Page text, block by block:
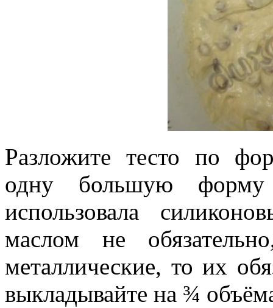
Разложите тесто по
одну большую
использовала
маслом не
металлические, то их
выкладывайте на ¾